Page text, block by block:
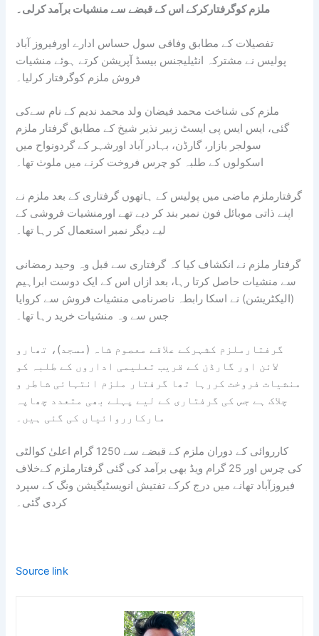
ملزم کوگرفتارکرکے اس کے قبضے سے منشیات برآمد کرلی۔
تفصیلات کے مطابق وفاقی سول حساس ادارے اورفیروز آباد
پولیس نے مشترکہ انٹیلیجنس بیسڈ آپریشن کرتے ہوئے منشیات
فروش ملزم کوگرفتار کرلیا۔
ملزم کی شناخت محمد فیضان ولد محمد ندیم کے نام سےکی
گئی، ایس ایس پی ایسٹ زبیر نذیر شیخ کے مطابق گرفتار ملزم
سولجر بازار، گارڈن، بہادر آباد اورشہر کے گردونواح میں
اسکولوں کے طلبہ کو چرس فروخت کرنے میں ملوث تھا۔
گرفتارملزم ماضی میں پولیس کے ہاتھوں گرفتاری کے بعد ملزم نے
اپنے ذاتی موبائل فون نمبر بند کر دیے تھے اورمنشیات فروشی کے
لیے دیگر نمبر استعمال کر رہا تھا۔
گرفتار ملزم نے انکشاف کیا کہ گرفتاری سے قبل وہ وحید رمضانی
سے منشیات حاصل کرتا رہا، بعد ازاں اس کے ایک دوست ابراہیم
(الیکٹریشن) نے اسکا رابطہ ناصرنامی منشیات فروش سے کروایا
جس سے وہ منشیات خرید رہا تھا۔
گرفتارملزم کشہرکے علاقے معصوم شاہ (مسجد)، تھارو
لائن اور گارڈن کے قریب تعلیمی اداروں کے طلبہ کو
منشیات فروخت کررہا تھا گرفتار ملزم انتہائی شاطر و
چلاک ہے جس کی گرفتاری کے لیے پہلے بھی متعدد چھاپہ
مارکارروائیاں کی گئی ہیں۔
کارروائی کے دوران ملزم کے قبضے سے 1250 گرام اعلیٰ کوالٹی
کی چرس اور 25 گرام ویڈ بھی برآمد کی گئی گرفتارملزم کےخلاف
فیروزآباد تھانے میں درج کرکے تفتیش انویسٹیگیشن ونگ کے سپرد
کردی گئی۔
Source link